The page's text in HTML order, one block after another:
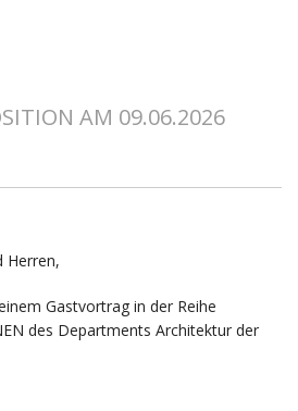
AM 09.06.2026
Herren,
Gastvortrag in der Reihe
des Departments Architektur der